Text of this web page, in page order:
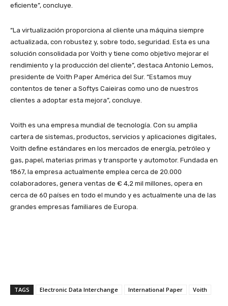
eficiente”, concluye.
“La virtualización proporciona al cliente una máquina siempre
actualizada, con robustez y, sobre todo, seguridad. Esta es una
solución consolidada por Voith y tiene como objetivo mejorar el
rendimiento y la producción del cliente”, destaca Antonio Lemos,
presidente de Voith Paper América del Sur. “Estamos muy
contentos de tener a Softys Caieiras como uno de nuestros
clientes a adoptar esta mejora”, concluye.
Voith es una empresa mundial de tecnología. Con su amplia
cartera de sistemas, productos, servicios y aplicaciones digitales,
Voith define estándares en los mercados de energía, petróleo y
gas, papel, materias primas y transporte y automotor. Fundada en
1867, la empresa actualmente emplea cerca de 20.000
colaboradores, genera ventas de € 4,2 mil millones, opera en
cerca de 60 países en todo el mundo y es actualmente una de las
grandes empresas familiares de Europa.
TAGS Electronic Data Interchange International Paper Voith